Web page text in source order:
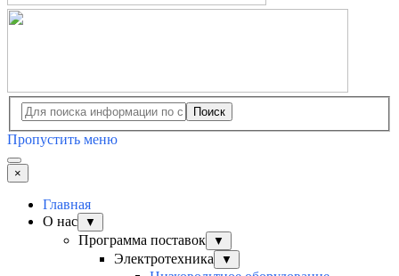
Поиск
Пропустить меню
×
Главная
О нас
▼
Программа поставок ▼
Электротехника ▼